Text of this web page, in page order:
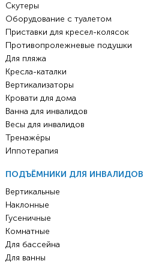
Скутеры
Оборудование с туалетом
Приставки для кресел-колясок
Противопролежневые подушки
Для пляжа
Кресла-каталки
Вертикализаторы
Кровати для дома
Ванна для инвалидов
Весы для инвалидов
Тренажёры
Иппотерапия
ПОДЪЁМНИКИ ДЛЯ ИНВАЛИДОВ
Вертикальные
Наклонные
Гусеничные
Комнатные
Для бассейна
Для ванны